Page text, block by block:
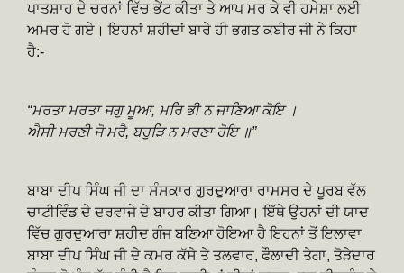
ਪਾਤਸ਼ਾਹ ਦੇ ਚਰਨਾਂ ਵਿੱਚ ਭੇਂਟ ਕੀਤਾ ਤੇ ਆਪ ਮਰ ਕੇ ਵੀ ਹਮੇਸ਼ਾ ਲਈ
ਅਮਰ ਹੋ ਗਏ। ਇਹਨਾਂ ਸ਼ਹੀਦਾਂ ਬਾਰੇ ਹੀ ਭਗਤ ਕਬੀਰ ਜੀ ਨੇ ਕਿਹਾ
ਹੈ:-
“ਮਰਤਾ ਮਰਤਾ ਜਗੁ ਮੂਆ, ਮਰਿ ਭੀ ਨ ਜਾਣਿਆ ਕੋਇ ।
ਐਸੀ ਮਰਣੀ ਜੋ ਮਰੈ, ਬਹੁੜਿ ਨ ਮਰਣਾ ਹੋਇ ॥”
ਬਾਬਾ ਦੀਪ ਸਿੰਘ ਜੀ ਦਾ ਸੰਸਕਾਰ ਗੁਰਦੁਆਰਾ ਰਾਮਸਰ ਦੇ ਪੂਰਬ ਵੱਲ
ਚਾਟੀਵਿੰਡ ਦੇ ਦਰਵਾਜੇ ਦੇ ਬਾਹਰ ਕੀਤਾ ਗਿਆ। ਇੱਥੇ ਉਹਨਾਂ ਦੀ ਯਾਦ
ਵਿੱਚ ਗੁਰਦੁਆਰਾ ਸ਼ਹੀਦ ਗੰਜ ਬਣਿਆ ਹੋਇਆ ਹੈ ਇਹਨਾਂ ਤੋਂ ਇਲਾਵਾ
ਬਾਬਾ ਦੀਪ ਸਿੰਘ ਜੀ ਦੇ ਕਮਰ ਕੱਸੇ ਤੇ ਤਲਵਾਰ, ਫੌਲਾਦੀ ਤੇਗਾ, ਤੋੜੇਦਾਰ